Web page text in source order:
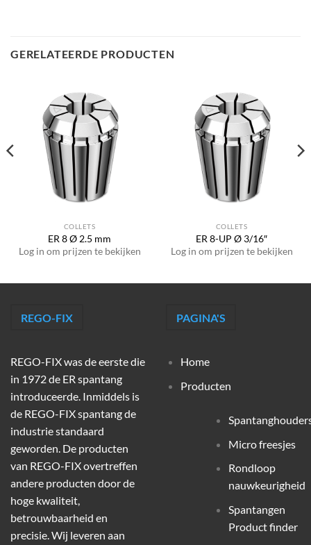
GERELATEERDE PRODUCTEN
COLLETS
ER 8 Ø 2.5 mm
Log in om prijzen te bekijken
COLLETS
ER 8-UP Ø 3/16″
Log in om prijzen te bekijken
REGO-FIX
REGO-FIX was de eerste die
in 1972 de ER spantang
introduceerde. Inmiddels is
de REGO-FIX spantang de
industrie standaard
geworden. De producten
van REGO-FIX overtreffen
andere producten door de
hoge kwaliteit,
betrouwbaarheid en
precisie. Wij leveren aan
PAGINA'S
Home
Producten
Micro freesjes
Rondloop
nauwkeurigheid
Spantangen
Product finder